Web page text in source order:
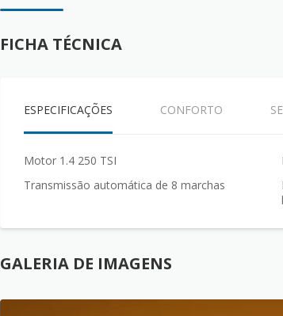
FICHA TÉCNICA
ESPECIFICAÇÕES CONFORTO
Motor 1.4 250 TSI
Transmissão automática de 8 marchas
GALERIA DE IMAGENS